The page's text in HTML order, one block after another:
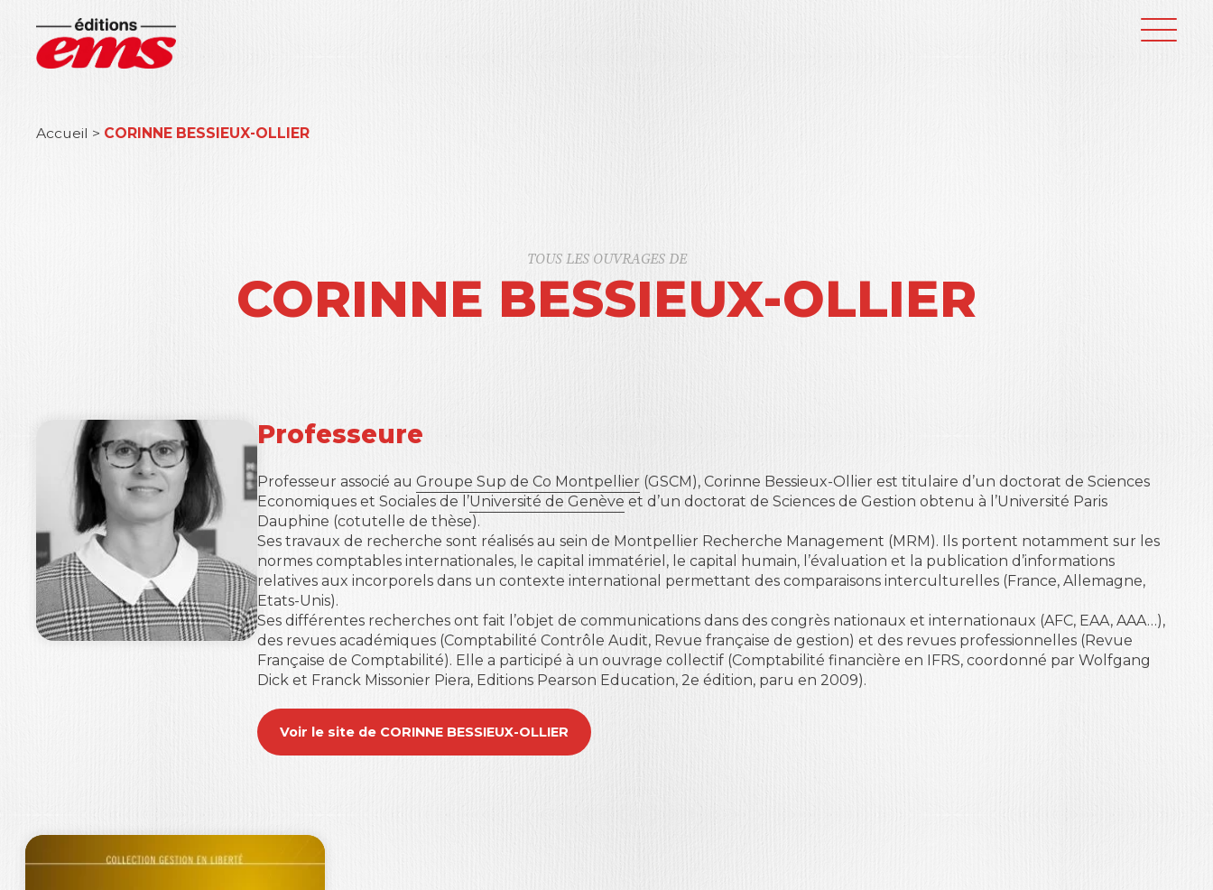
Accueil > CORINNE BESSIEUX-OLLIER
TOUS LES OUVRAGES DE
CORINNE BESSIEUX-OLLIER
Professeure
Professeur associé au Groupe Sup de Co Montpellier (GSCM), Corinne Bessieux-Ollier est titulaire d’un doctorat de Sciences
Economiques et Sociales de l’Université de Genève et d’un doctorat de Sciences de Gestion obtenu à l’Université Paris
Dauphine (cotutelle de thèse).
Ses travaux de recherche sont réalisés au sein de Montpellier Recherche Management (MRM). Ils portent notamment sur les
normes comptables internationales, le capital immatériel, le capital humain, l’évaluation et la publication d’informations
relatives aux incorporels dans un contexte international permettant des comparaisons interculturelles (France, Allemagne,
Etats-Unis).
Ses différentes recherches ont fait l’objet de communications dans des congrès nationaux et internationaux (AFC, EAA, AAA…),
des revues académiques (Comptabilité Contrôle Audit, Revue française de gestion) et des revues professionnelles (Revue
Française de Comptabilité). Elle a participé à un ouvrage collectif (Comptabilité financière en IFRS, coordonné par Wolfgang
Dick et Franck Missonier Piera, Editions Pearson Education, 2e édition, paru en 2009).
Voir le site de CORINNE BESSIEUX-OLLIER